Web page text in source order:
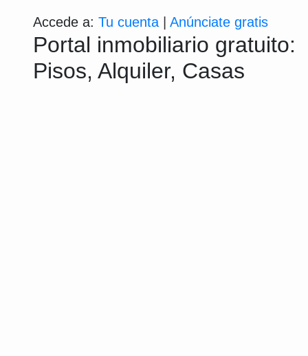
Accede a: Tu cuenta| Anúnciate gratis
Portal inmobiliario gratuito:
Pisos, Alquiler, Casas